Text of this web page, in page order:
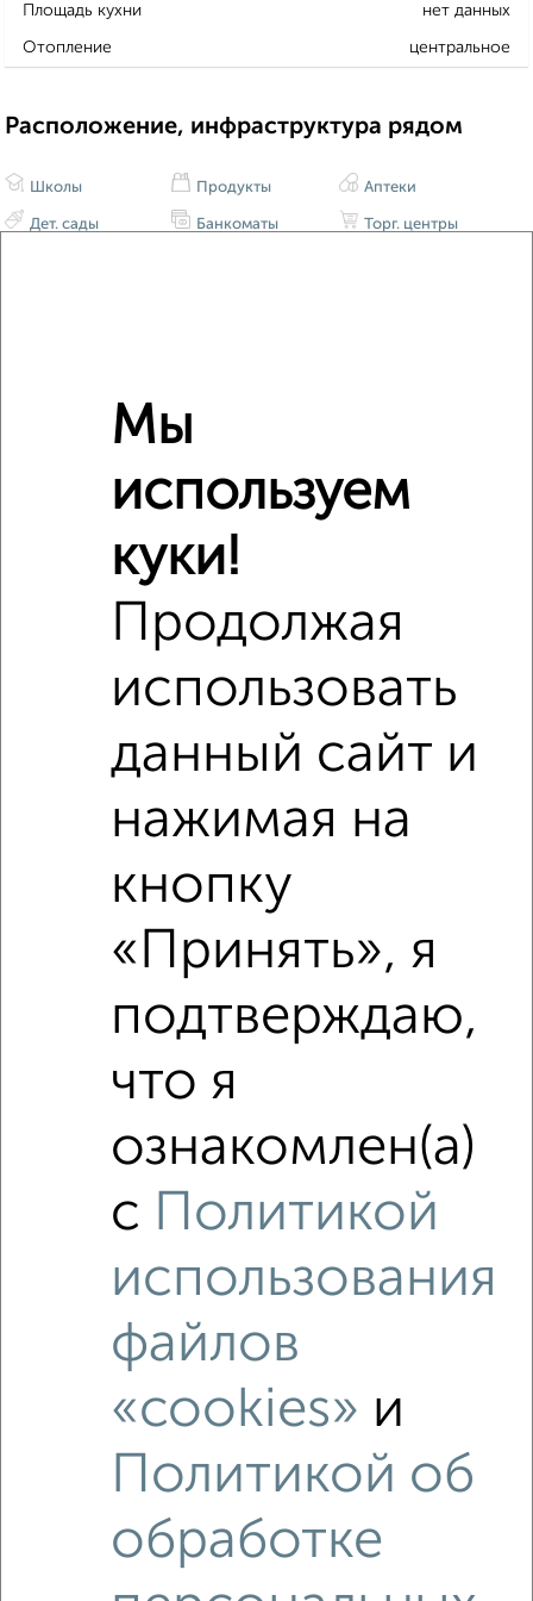
Площадь кухни нет данных
Отопление центральное
Расположение, инфраструктура рядом
Школы
Дет. сады
Продукты
Банкоматы
Аптеки
Торг. центры
Сравнение средних цен
Это предложение
Средняя цена по городу
Похожие предложения рядом
3‑комнатные квартиры недалеко от
Мы
используем
куки!
Продолжая
использовать
данный сайт и
нажимая на
кнопку
«Принять», я
подтверждаю,
что я
ознакомлен(а)
с Политикой
использования
файлов
«cookies» и
Политикой об
обработке